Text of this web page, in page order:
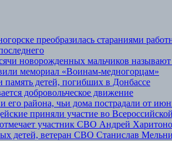
преобразилась стараниями
новорожденных мальчиков
мемориал «Воинам-медногорцам»
детей, погибших в Донбассе
добровольческое движение
его района, чьи дома пострадали от
приняли участие во
участник СВО Андрей
детей, ветеран СВО Станислав